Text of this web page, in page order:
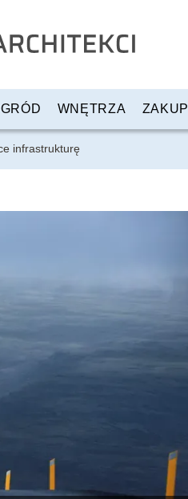
WNĘTRZA
infrastrukturę